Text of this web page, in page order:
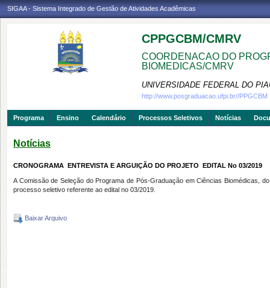
SIGAA - Sistema Integrado de Gestão de Atividades Acadêmicas
CPPGCBM/CMRV
COORDENACAO DO
BIOMEDICAS/CMRV
UNIVERSIDADE FEDERAL DO
http://www.posgraduacao.ufpi.br//PPGCBM
Programa Ensino Calendário Processos Seletivos Notícias
Notícias
CRONOGRAMA  ENTREVISTA E ARGUIÇÃO DO PROJETO  EDITAL No 03/2019
A Comissão de Seleção do Programa de Pós-Graduação em Ciências Biomédicas,
processo seletivo referente ao edital no 03/2019.
Baixar Arquivo